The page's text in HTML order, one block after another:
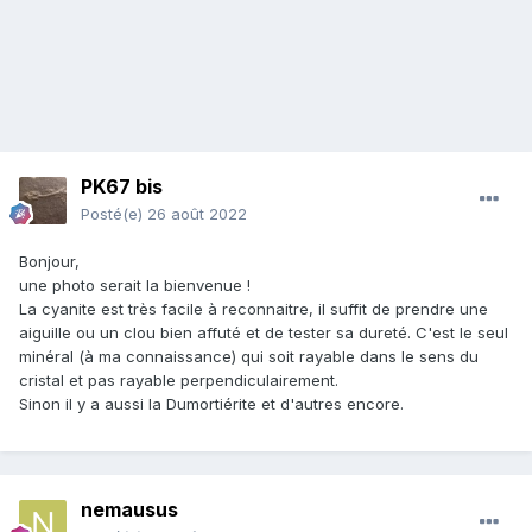
PK67 bis
Posté(e) 26 août 2022
Bonjour,
une photo serait la bienvenue !
La cyanite est très facile à reconnaitre, il suffit de prendre une
aiguille ou un clou bien affuté et de tester sa dureté. C'est le seul
minéral (à ma connaissance) qui soit rayable dans le sens du
cristal et pas rayable perpendiculairement.
Sinon il y a aussi la Dumortiérite et d'autres encore.
nemausus